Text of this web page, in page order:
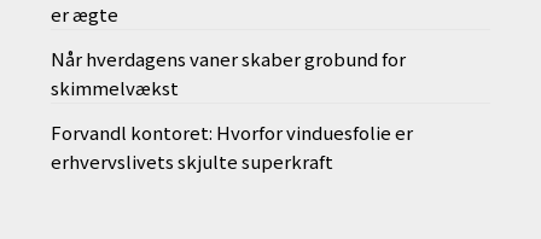
er ægte
Når hverdagens vaner skaber grobund for
skimmelvækst
Forvandl kontoret: Hvorfor vinduesfolie er
erhvervslivets skjulte superkraft